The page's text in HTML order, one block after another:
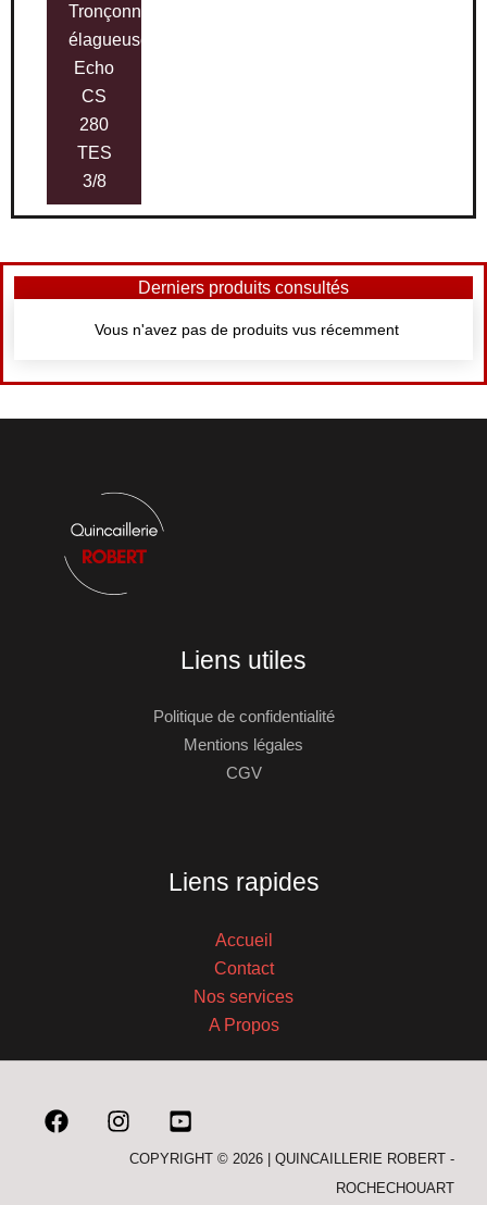
Tronçonneuse
élagueuse
Echo
CS
280
TES
3/8
Derniers produits consultés
Vous n'avez pas de produits vus récemment
Liens utiles
Politique de confidentialité
Mentions légales
CGV
Liens rapides
Accueil
Contact
Nos services
A Propos
COPYRIGHT © 2026 | QUINCAILLERIE ROBERT -
ROCHECHOUART